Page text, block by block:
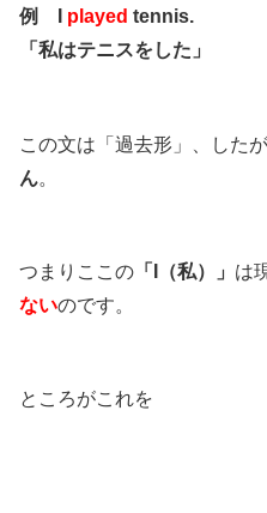
例 I played tennis.
「私はテニスをした」
この文は「過去形」、した
ん。
つまりここの 「I（私）」 は
ないのです。
ところがこれを